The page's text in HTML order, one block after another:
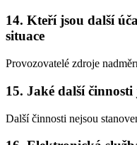
14. Kteří jsou další
situace
Provozovatelé zdroje
15. Jaké další
Další činnosti nejsou